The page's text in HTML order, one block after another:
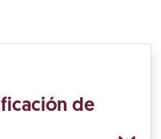
de